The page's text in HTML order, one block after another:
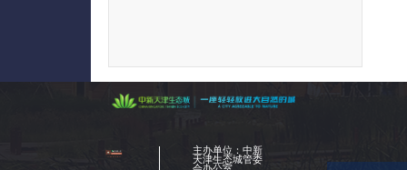
主办单位：中新
天津生态城管委